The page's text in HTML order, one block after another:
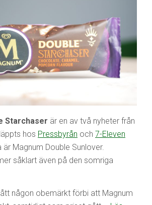
Starchaser är en av två nyheter från
hos Pressbyrån och 7-Eleven
är Magnum Double Sunlover.
såklart även på den somriga
någon obemärkt förbi att Magnum